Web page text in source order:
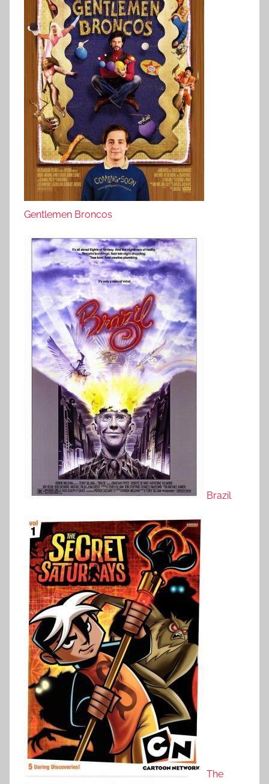
Gentlemen Broncos
Brazil
The